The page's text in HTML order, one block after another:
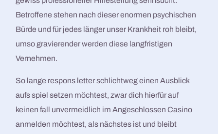
Betroffene stehen nach dieser enormen psychischen
Bürde und für jedes länger unser Krankheit roh bleibt,
umso gravierender werden diese langfristigen
Vernehmen.
So lange respons letter schlichtweg einen Ausblick
aufs spiel setzen möchtest, zwar dich hierfür auf
keinen fall unvermeidlich im Angeschlossen Casino
anmelden möchtest, als nächstes ist und bleibt